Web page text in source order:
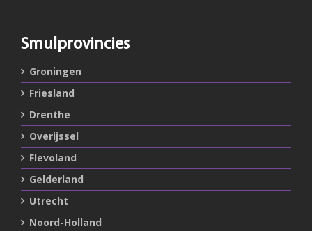
Smulprovincies
Groningen
Friesland
Drenthe
Overijssel
Flevoland
Gelderland
Utrecht
Noord-Holland